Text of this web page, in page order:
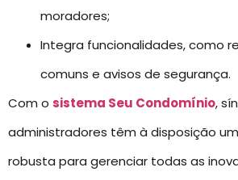
moradores;
Integra funcionalidades, como
comuns e avisos de segurança.
Com o sistema Seu Condomínio,
administradores têm à disposição
robusta para gerenciar todas as